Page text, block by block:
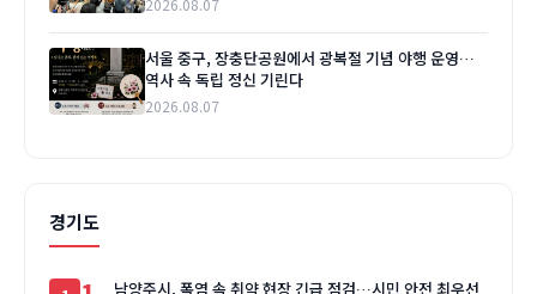
2026.08.07
서울 중구, 장충단공원에서 광복절 기념 야행 운영…
역사 속 독립 정신 기린다
2026.08.07
경기도
남양주시, 폭염 속 취약 현장 긴급 점검…시민 안전 최우선